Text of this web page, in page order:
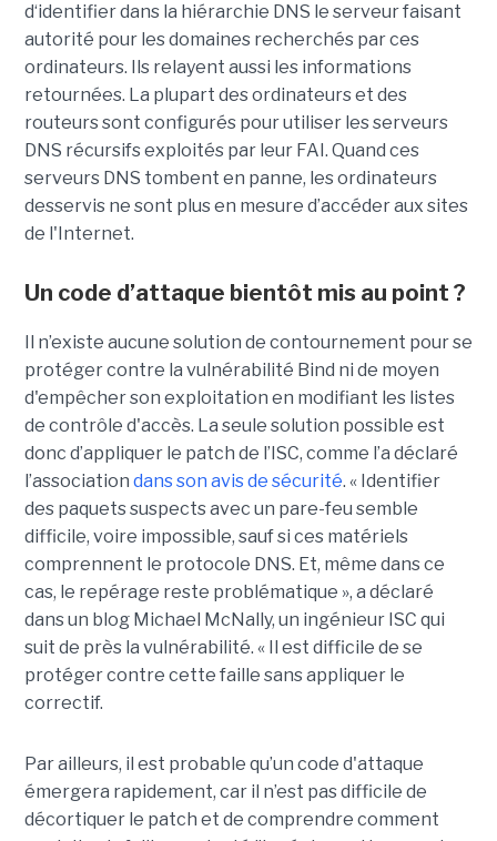
d‘identifier dans la hiérarchie DNS le serveur faisant
autorité pour les domaines recherchés par ces
ordinateurs. Ils relayent aussi les informations
retournées. La plupart des ordinateurs et des
routeurs sont configurés pour utiliser les serveurs
DNS récursifs exploités par leur FAI. Quand ces
serveurs DNS tombent en panne, les ordinateurs
desservis ne sont plus en mesure d’accéder aux sites
de l'Internet.
Un code d’attaque bientôt mis au point ?
Il n’existe aucune solution de contournement pour se
protéger contre la vulnérabilité Bind ni de moyen
d'empêcher son exploitation en modifiant les listes
de contrôle d'accès. La seule solution possible est
donc d’appliquer le patch de l’ISC, comme l’a déclaré
l’association dans son avis de sécurité. « Identifier
des paquets suspects avec un pare-feu semble
difficile, voire impossible, sauf si ces matériels
comprennent le protocole DNS. Et, même dans ce
cas, le repérage reste problématique », a déclaré
dans un blog Michael McNally, un ingénieur ISC qui
suit de près la vulnérabilité. « Il est difficile de se
protéger contre cette faille sans appliquer le
correctif.
Par ailleurs, il est probable qu’un code d'attaque
émergera rapidement, car il n’est pas difficile de
décortiquer le patch et de comprendre comment